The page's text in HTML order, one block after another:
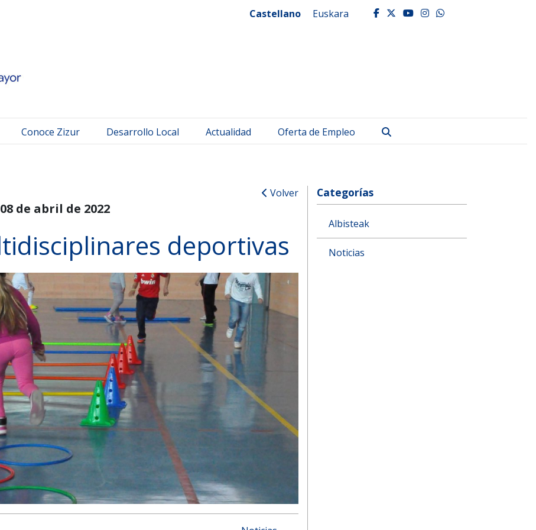
Castellano Euskara facebook
twitter
youtube
instagram
whatsapp
Conoce Zizur Desarrollo Local Actualidad Oferta de Empleo
Volver
08 de abril de 2022
deportivas
Categorías
Albisteak
Noticias